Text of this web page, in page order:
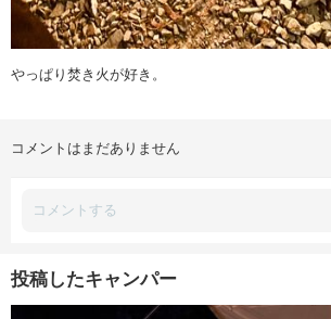
やっぱり焚き火が好き。
コメントはまだありません
投稿したキャンパー